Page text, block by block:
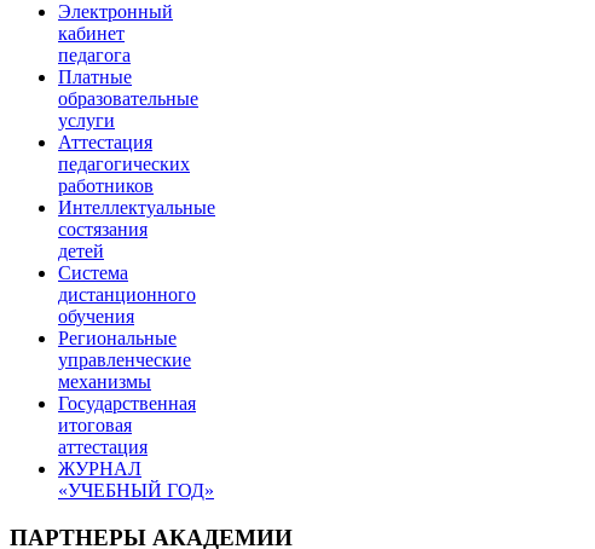
Электронный
кабинет
педагога
Платные
образовательные
услуги
Аттестация
педагогических
работников
Интеллектуальные
состязания
детей
Система
дистанционного
обучения
Региональные
управленческие
механизмы
Государственная
итоговая
аттестация
ЖУРНАЛ
«УЧЕБНЫЙ ГОД»
ПАРТНЕРЫ АКАДЕМИИ